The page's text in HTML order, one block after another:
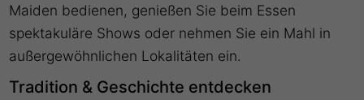
Maiden bedienen, genießen Sie beim Essen
spektakuläre Shows oder nehmen Sie ein Mahl in
außergewöhnlichen Lokalitäten ein.
Tradition & Geschichte entdecken